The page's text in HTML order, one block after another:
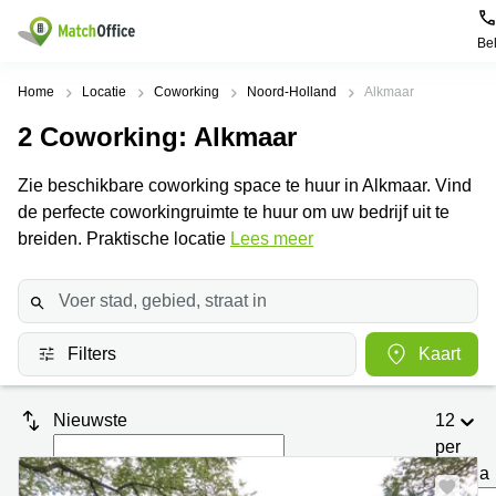
Bel
Huren / Verhuren
Productpagina's
Kantoorruimten
Business
Centers
Coworking
Spaces
Vergaderruimten
Virtueel
Kantoor
Bedrijfsruimte
Populaire
Alkmaar
Amsterdam
Amsterdam
Westpoort
Bergen
op
Breda
Populaire
Kantoorruimte
in Breda
huren
Bergen
op
Zoom
Kantoor
Tiel
Kantoor
huren
Help
Over ons
Huurprijs
Log in
Home Locatie Coworking Noord-Holland Alkmaar
2 Coworking: Alkmaar
Zie beschikbare coworking space te huur in Alkmaar. Vind
de perfecte coworkingruimte te huur om uw bedrijf uit te
breiden. Praktische locatie Lees meer
Filters Kaart
Nieuwste
12
per
pagina